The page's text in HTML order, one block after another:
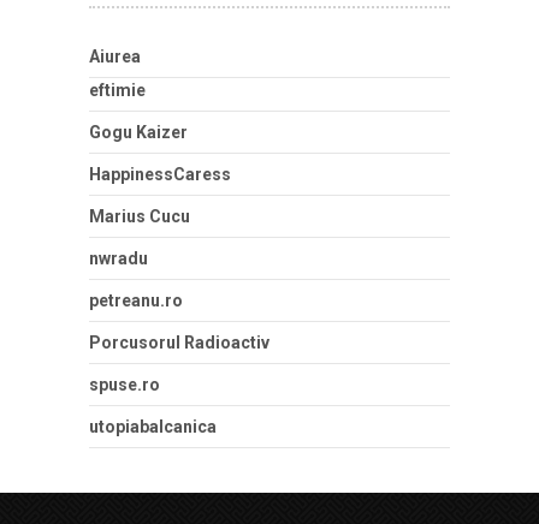
Aiurea
eftimie
Gogu Kaizer
HappinessCaress
Marius Cucu
nwradu
petreanu.ro
Porcusorul Radioactiv
spuse.ro
utopiabalcanica